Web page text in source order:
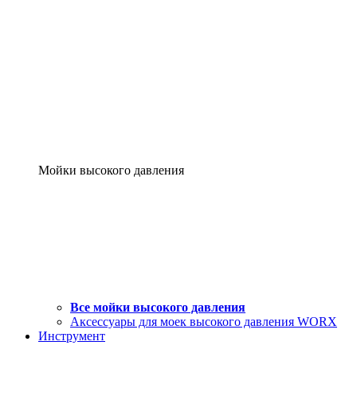
Мойки высокого давления
Все мойки высокого давления
Аксессуары для моек высокого давления WORX
Инструмент